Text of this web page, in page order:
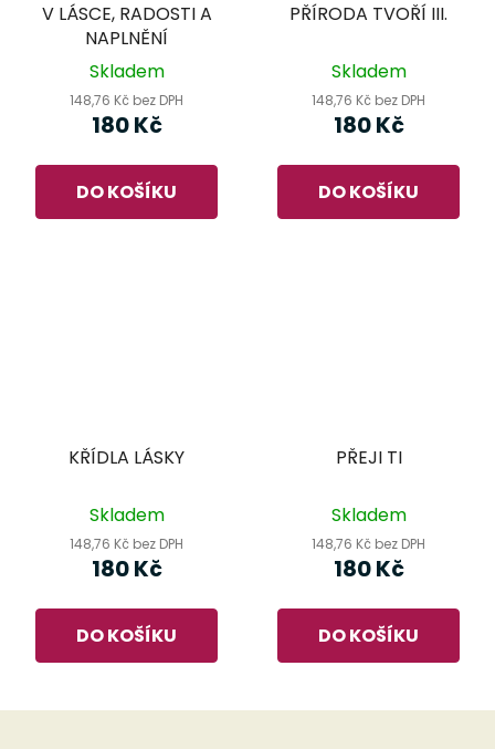
V LÁSCE, RADOSTI A
NAPLNĚNÍ
Skladem
148,76 Kč bez DPH
180 Kč
DO KOŠÍKU
PŘÍRODA TVOŘÍ III.
Skladem
148,76 Kč bez DPH
180 Kč
DO KOŠÍKU
KŘÍDLA LÁSKY
Skladem
148,76 Kč bez DPH
180 Kč
DO KOŠÍKU
PŘEJI TI
Skladem
148,76 Kč bez DPH
180 Kč
DO KOŠÍKU